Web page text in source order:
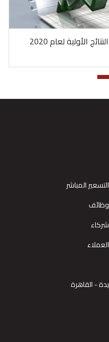
التسعير المباشر
وظائف
شركاء
العملاء